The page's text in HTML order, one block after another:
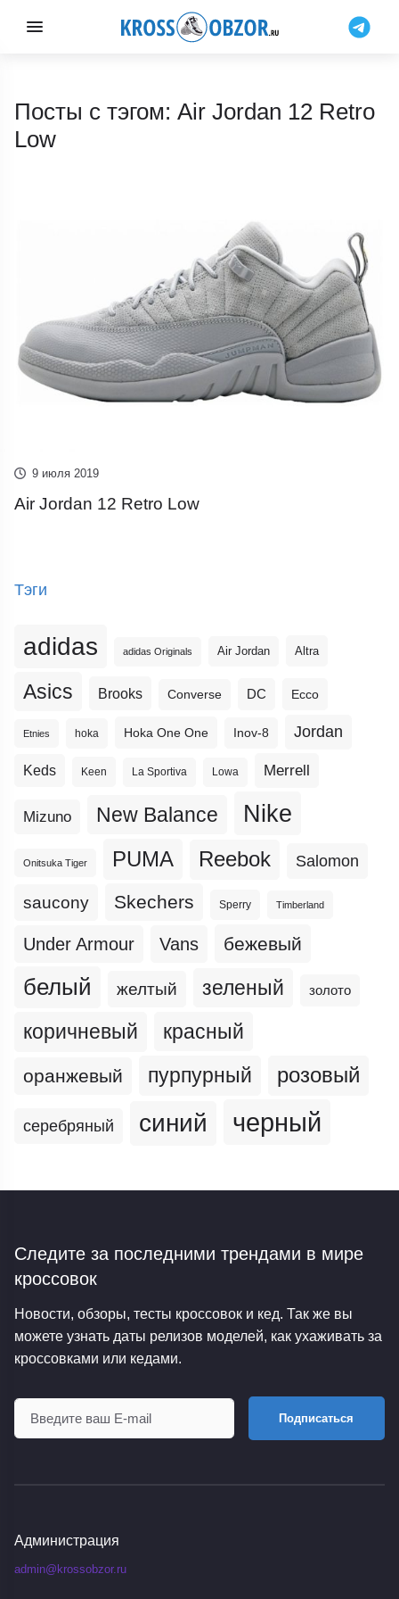
Посты с тэгом: Air Jordan 12 Retro
Low
9 июля 2019
Air Jordan 12 Retro Low
Тэги
adidas adidas Originals Air Jordan Altra
Asics Brooks Converse DC Ecco
Etnies hoka Hoka One One Inov-8 Jordan
Keds Keen La Sportiva Lowa Merrell
Mizuno New Balance Nike
Onitsuka Tiger PUMA Reebok Salomon
saucony Skechers Sperry Timberland
Under Armour Vans бежевый
белый желтый зеленый золото
коричневый красный
оранжевый пурпурный розовый
серебряный синий черный
Следите за последними трендами в мире
кроссовок
Новости, обзоры, тесты кроссовок и кед. Так же вы
можете узнать даты релизов моделей, как ухаживать за
кроссовками или кедами.
Подписаться
Администрация
admin@krossobzor.ru